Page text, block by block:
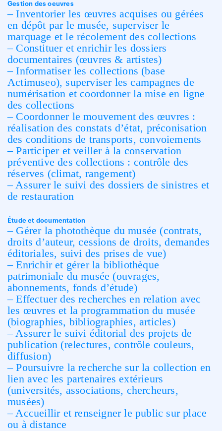
Gestion des oeuvres
– Inventorier les œuvres acquises ou gérées
en dépôt par le musée, superviser le
marquage et le récolement des collections
– Constituer et enrichir les dossiers
documentaires (œuvres & artistes)
– Informatiser les collections (base
Actimuseo), superviser les campagnes de
numérisation et coordonner la mise en ligne
des collections
– Coordonner le mouvement des œuvres :
réalisation des constats d’état, préconisation
des conditions de transports, convoiements
– Participer et veiller à la conservation
préventive des collections : contrôle des
réserves (climat, rangement)
– Assurer le suivi des dossiers de sinistres et
de restauration
Étude et documentation
– Gérer la photothèque du musée (contrats,
droits d’auteur, cessions de droits, demandes
éditoriales, suivi des prises de vue)
– Enrichir et gérer la bibliothèque
patrimoniale du musée (ouvrages,
abonnements, fonds d’étude)
– Effectuer des recherches en relation avec
les œuvres et la programmation du musée
(biographies, bibliographies, articles)
– Assurer le suivi éditorial des projets de
publication (relectures, contrôle couleurs,
diffusion)
– Poursuivre la recherche sur la collection en
lien avec les partenaires extérieurs
(universités, associations, chercheurs,
musées)
– Accueillir et renseigner le public sur place
ou à distance